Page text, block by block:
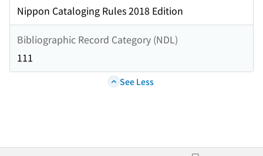
Nippon Cataloging Rules 2018 Edition
Bibliographic Record Category (NDL)
111
See Less